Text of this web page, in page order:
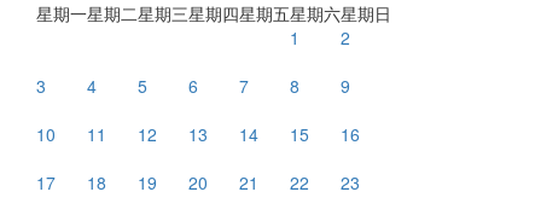
星期一星期二星期三星期四星期五星期六星期日
1
2
3
4 5 6 7 8
9
10
11 12 13 14 15
16
17
18 19 20 21 22
23